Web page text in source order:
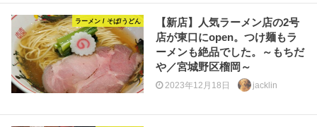
ラーメン / そば/うどん
【新店】人気ラーメン店の2号
店が東口にopen。つけ麺もラ
ーメンも絶品でした。～もちだ
や／宮城野区榴岡～
2023年12月18日 jacklin